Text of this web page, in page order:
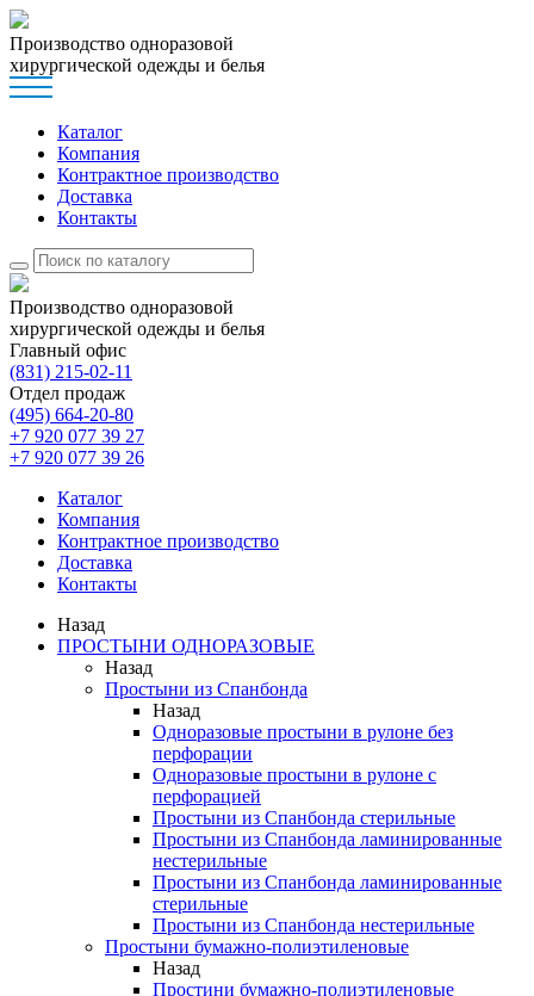
Производство одноразовой
хирургической одежды и белья
Каталог
Компания
Контрактное производство
Доставка
Контакты
Производство одноразовой
хирургической одежды и белья
Главный офис
(831) 215-02-11
Отдел продаж
(495) 664-20-80
+7 920 077 39 27
+7 920 077 39 26
Каталог
Компания
Контрактное производство
Доставка
Контакты
Назад
ПРОСТЫНИ ОДНОРАЗОВЫЕ
Назад
Простыни из Спанбонда
Назад
Одноразовые простыни в рулоне без
перфорации
Одноразовые простыни в рулоне с
перфорацией
Простыни из Спанбонда cтерильные
Простыни из Спанбонда ламинированные
нестерильные
Простыни из Спанбонда ламинированные
стерильные
Простыни из Спанбонда нестерильные
Простыни бумажно-полиэтиленовые
Назад
Простини бумажно-полиэтиленовые